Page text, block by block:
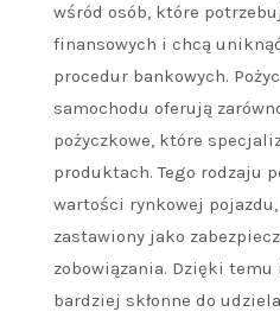
wśród osób, które
finansowych i chcą
procedur bankowych.
samochodu oferują
pożyczkowe, które
produktach. Tego rodzaju
wartości rynkowej
zastawiony jako
zobowiązania. Dzięki
bardziej skłonne do